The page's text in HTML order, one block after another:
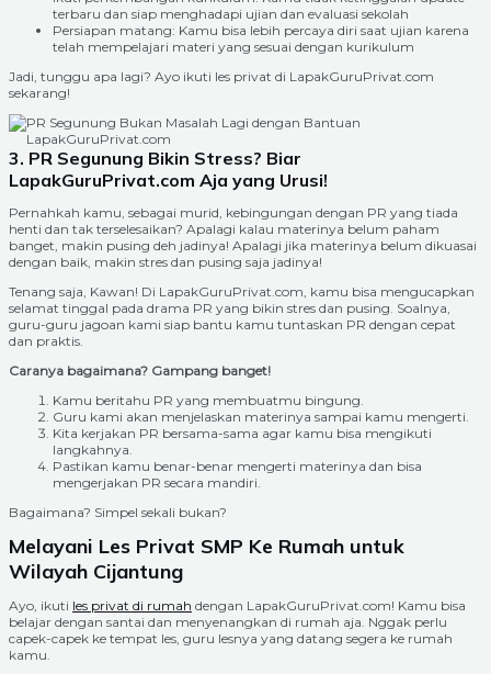
terbaru dan siap menghadapi ujian dan evaluasi sekolah
Persiapan matang: Kamu bisa lebih percaya diri saat ujian karena
telah mempelajari materi yang sesuai dengan kurikulum
Jadi, tunggu apa lagi? Ayo ikuti les privat di LapakGuruPrivat.com
sekarang!
3. PR Segunung Bikin Stress? Biar
LapakGuruPrivat.com Aja yang Urusi!
Pernahkah kamu, sebagai murid, kebingungan dengan PR yang tiada
henti dan tak terselesaikan? Apalagi kalau materinya belum paham
banget, makin pusing deh jadinya! Apalagi jika materinya belum dikuasai
dengan baik, makin stres dan pusing saja jadinya!
Tenang saja, Kawan! Di LapakGuruPrivat.com, kamu bisa mengucapkan
selamat tinggal pada drama PR yang bikin stres dan pusing. Soalnya,
guru-guru jagoan kami siap bantu kamu tuntaskan PR dengan cepat
dan praktis.
Caranya bagaimana? Gampang banget!
Kamu beritahu PR yang membuatmu bingung.
Guru kami akan menjelaskan materinya sampai kamu mengerti.
Kita kerjakan PR bersama-sama agar kamu bisa mengikuti
langkahnya.
Pastikan kamu benar-benar mengerti materinya dan bisa
mengerjakan PR secara mandiri.
Bagaimana? Simpel sekali bukan?
Melayani Les Privat SMP Ke Rumah untuk
Wilayah Cijantung
Ayo, ikuti les privat di rumah dengan LapakGuruPrivat.com! Kamu bisa
belajar dengan santai dan menyenangkan di rumah aja. Nggak perlu
capek-capek ke tempat les, guru lesnya yang datang segera ke rumah
kamu.